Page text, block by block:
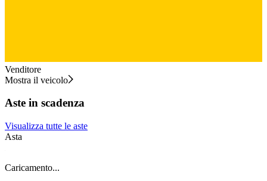
Venditore
Mostra il veicolo
Aste in scadenza
Visualizza tutte le aste
Asta
Caricamento...